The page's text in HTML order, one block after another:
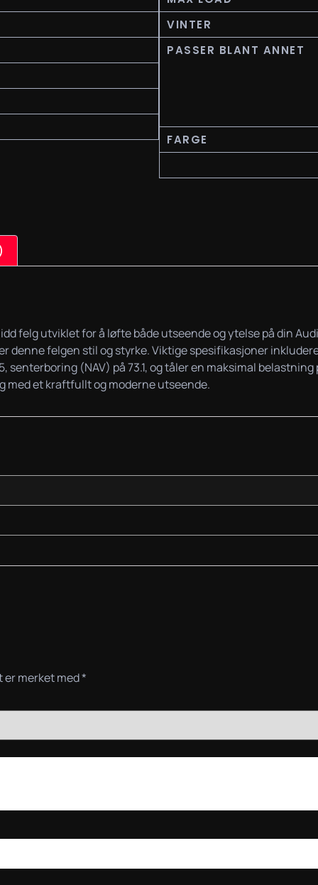
VINTER
PASSER BLANT ANNET
FARGE
felg utviklet for å løfte både utseende og ytelse på din
felgen stil og styrke. Viktige spesifikasjoner
(NAV) på 73.1, og tåler en maksimal
med et kraftfullt og moderne utseende.
merket med*